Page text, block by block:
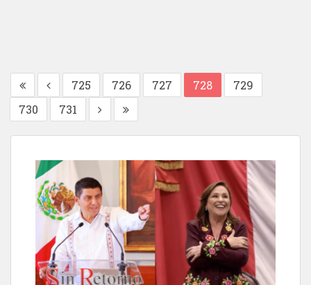
725 726 727 728
729
730
731